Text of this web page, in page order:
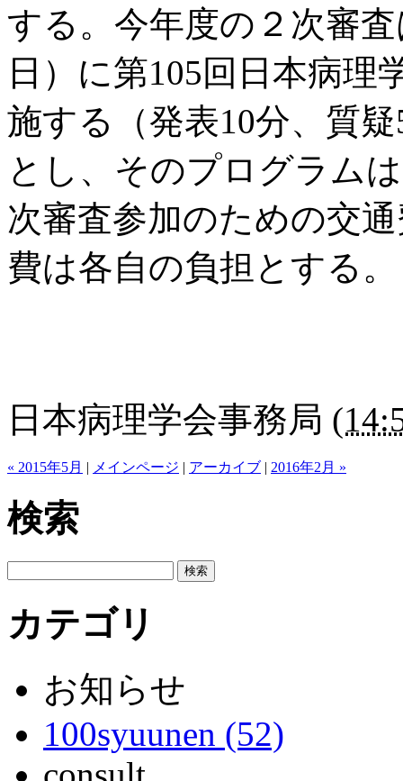
する。今年度の２次審
日）に第105回日本病理
施する（発表10分、質
とし、そのプログラム
次審査参加のための交
費は各自の負担とする。
日本病理学会事務局 (
« 2015年5月 | メインページ | アーカイブ | 2016年2月 »
検索
カテゴリ
お知らせ
100syuunen (52)